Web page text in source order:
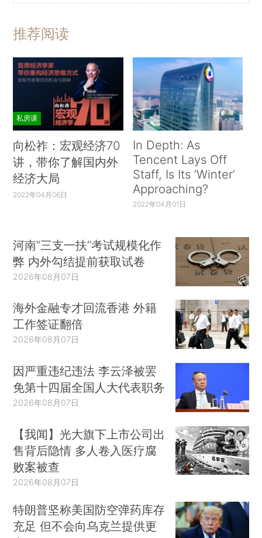
推荐阅读
私房课
向松祚：宏观经济70
讲，带你了解国内外
经济大局
2022年04月06日
In Depth: As
Tencent Lays Off
Staff, Is Its ‘Winter’
Approaching?
2022年04月01日
河南“三支一扶”考试规模化作
弊 内外勾结提前获取试卷
2026年08月07日
海外金融专才回流香港 外籍
工作签证翻倍
2026年08月07日
因严重违纪违法 李云泽被罢
免第十四届全国人大代表职务
2026年08月07日
【我闻】光大旗下上市公司出
售背后隐情 多人卷入医疗腐
败案被查
2026年08月07日
特朗普坚称美国防空弹药库存
充足 但不会向乌克兰提供更